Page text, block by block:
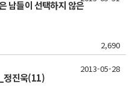
남들이 선택하지 않은
2,690
정진욱(11)
2013-05-28